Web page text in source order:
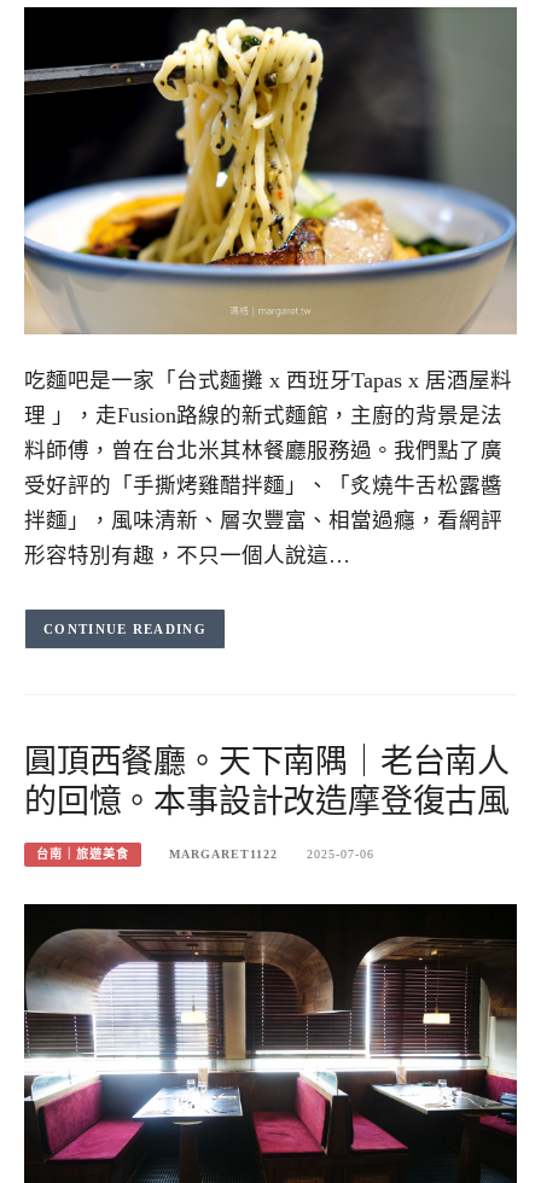
吃麵吧是一家「台式麵攤 x 西班牙Tapas x 居酒屋料
理 」，走Fusion路線的新式麵館，主廚的背景是法
料師傅，曾在台北米其林餐廳服務過。我們點了廣
受好評的「手撕烤雞醋拌麵」、「炙燒牛舌松露醬
拌麵」，風味清新、層次豐富、相當過癮，看網評
形容特別有趣，不只一個人說這…
CONTINUE READING
圓頂西餐廳。天下南隅｜老台南人
的回憶。本事設計改造摩登復古風
台南｜旅遊美食 MARGARET1122 2025-07-06